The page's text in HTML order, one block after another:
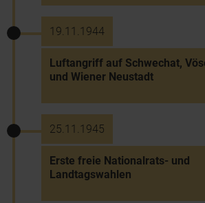
19.11.1944
Luftangriff auf Schwechat,
und Wiener Neustadt
25.11.1945
Erste freie Nationalrats- und
Landtagswahlen